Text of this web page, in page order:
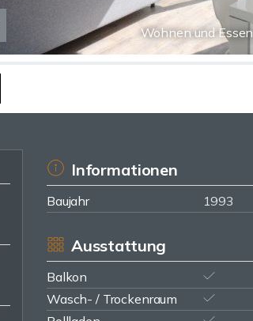
Wohnen und Essen
Informationen
Baujahr 1993
Ausstattung
Balkon
Wasch- / Trockenraum